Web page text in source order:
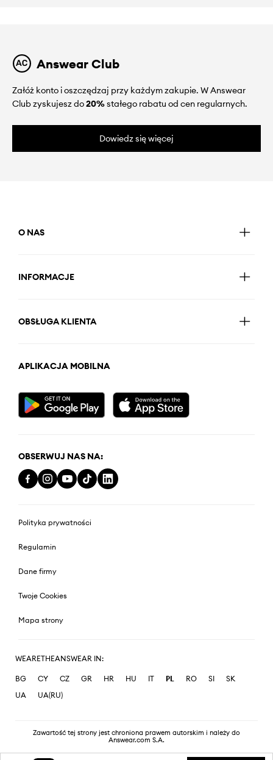
Answear Club
Załóż konto i oszczędzaj przy każdym zakupie. W Answear
Club zyskujesz do20%stałego rabatu od cen regularnych.
Dowiedz się więcej
O NAS
INFORMACJE
OBSŁUGA KLIENTA
APLIKACJA MOBILNA
OBSERWUJ NAS NA:
Polityka prywatności
Regulamin
Dane firmy
Twoje Cookies
Mapa strony
WEARETHEANSWEAR IN:
BG CY CZ GR HR HU IT PL RO SI
SK
UA
UA(RU)
Zawartość tej strony jest chroniona prawem autorskim i należy do
Answear.com S.A.